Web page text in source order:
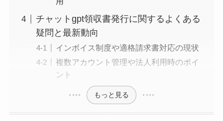
チャットgpt領収書発行に関するよくある
疑問と最新動向
インボイス制度や適格請求書対応の現状
複数アカウント管理や法人利用時のポイ
ント
もっと見る